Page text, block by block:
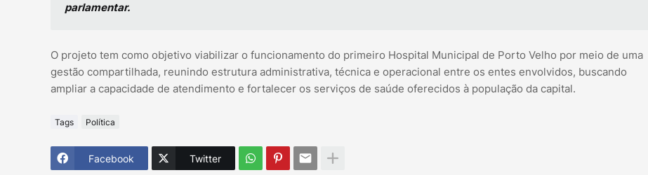
parlamentar.
O projeto tem como objetivo viabilizar o funcionamento do primeiro Hospital Municipal de Porto Velho por meio de uma
gestão compartilhada, reunindo estrutura administrativa, técnica e operacional entre os entes envolvidos, buscando
ampliar a capacidade de atendimento e fortalecer os serviços de saúde oferecidos à população da capital.
Tags Política
Facebook Twitter